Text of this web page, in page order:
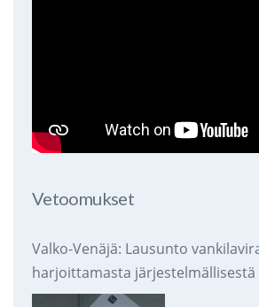
Vetoomukset
Valko-Venäjä: Lausunto
harjoittamasta
takavarikoinnista ja tuhoamisesta